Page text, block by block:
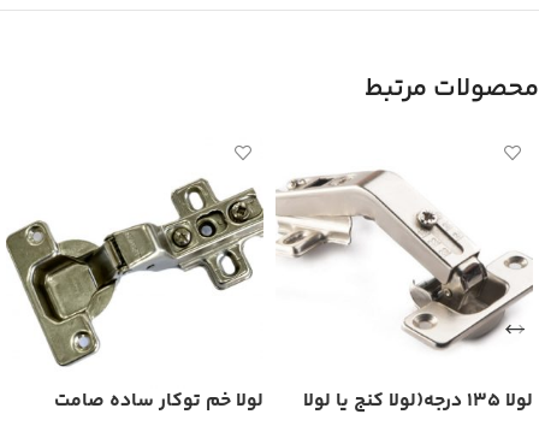
محصولات مرتبط
لولا 135 درجه(لولا کنج یا لولا
لولا خم توکار ساده صامت